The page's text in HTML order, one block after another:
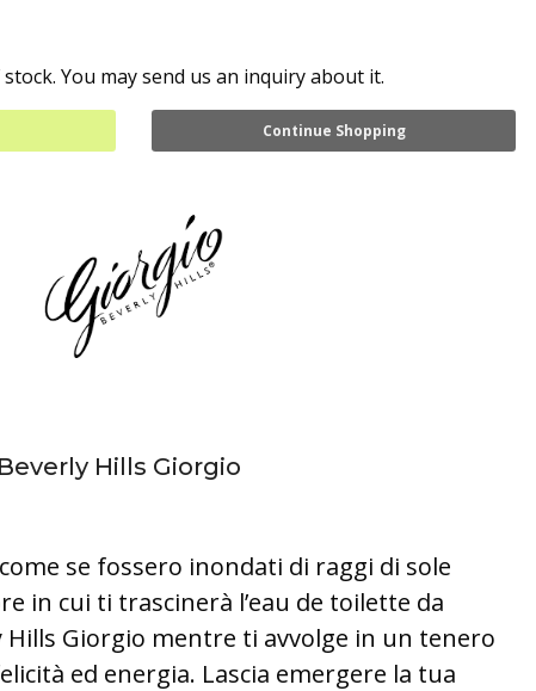
You may send us an inquiry about it.
Continue Shopping
Hills Giorgio
se fossero inondati di raggi di sole
in cui ti trascinerà l’eau de toilette da
Hills Giorgio mentre ti avvolge in un tenero
ed energia. Lascia emergere la tua